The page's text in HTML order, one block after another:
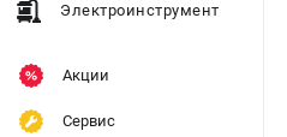
Электроинструмент
Акции
Сервис